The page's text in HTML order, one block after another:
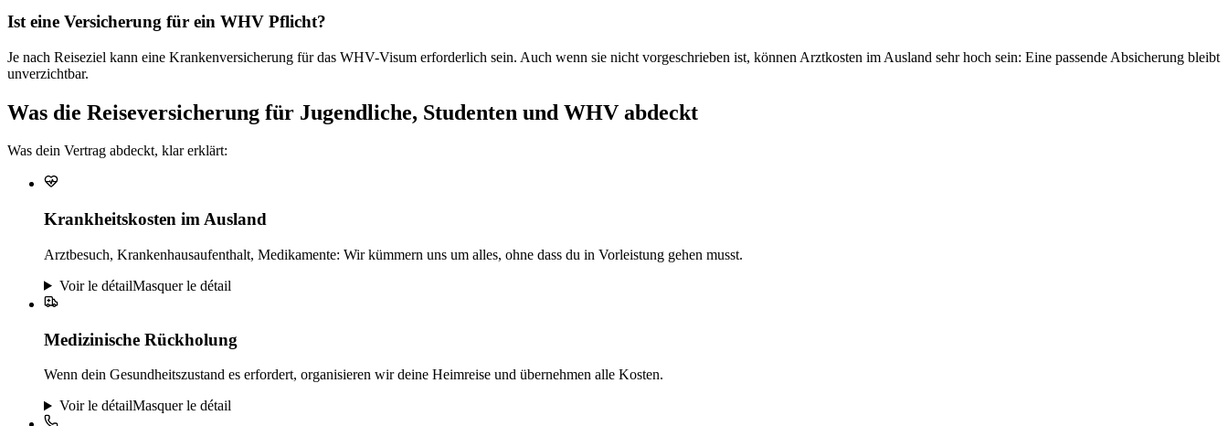
Ist eine Versicherung für ein WHV Pflicht?
Je nach Reiseziel kann eine Krankenversicherung für das WHV-Visum erforderlich sein. Auch wenn sie nicht vorgeschrieben ist, können Arztkosten im Ausland sehr hoch sein: Eine passende Absicherung bleibt
unverzichtbar.
Was die Reiseversicherung für Jugendliche, Studenten und WHV abdeckt
Was dein Vertrag abdeckt, klar erklärt:
Krankheitskosten im Ausland
Arztbesuch, Krankenhausaufenthalt, Medikamente: Wir kümmern uns um alles, ohne dass du in Vorleistung gehen musst.
Voir le détailMasquer le détail
Medizinische Rückholung
Wenn dein Gesundheitszustand es erfordert, organisieren wir deine Heimreise und übernehmen alle Kosten.
Voir le détailMasquer le détail